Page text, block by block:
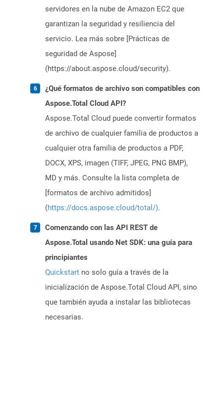
servidores en la nube de Amazon EC2 que
garantizan la seguridad y resiliencia del
servicio. Lea más sobre [Prácticas de
seguridad de Aspose]
(https://about.aspose.cloud/security).
¿Qué formatos de archivo son compatibles con
Aspose.Total Cloud API?
Aspose.Total Cloud puede convertir formatos
de archivo de cualquier familia de productos a
cualquier otra familia de productos a PDF,
DOCX, XPS, imagen (TIFF, JPEG, PNG BMP),
MD y más. Consulte la lista completa de
[formatos de archivo admitidos]
(https://docs.aspose.cloud/total/).
Comenzando con las API REST de
Aspose.Total usando Net SDK: una guía para
principiantes
Quickstart no solo guía a través de la
inicialización de Aspose.Total Cloud API, sino
que también ayuda a instalar las bibliotecas
necesarias.